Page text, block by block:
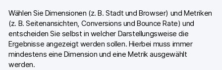
Wählen Sie Dimensionen (z. B. Stadt und Browser) und Metriken
(z. B. Seitenansichten, Conversions und Bounce Rate) und
entscheiden Sie selbst in welcher Darstellungsweise die
Ergebnisse angezeigt werden sollen. Hierbei muss immer
mindestens eine Dimension und eine Metrik ausgewählt
werden.